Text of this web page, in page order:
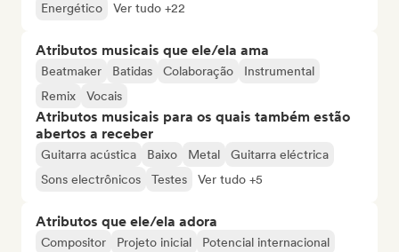
Energético
Ver tudo +22
Atributos musicais que ele/ela ama
Beatmaker Batidas Colaboração
Instrumental
Remix
Vocais
Atributos musicais para os quais também estão
abertos a receber
Guitarra acústica Baixo Metal
Guitarra eléctrica
Sons electrônicos
Testes Ver tudo +5
Atributos que ele/ela adora
Compositor Projeto inicial Potencial internacional